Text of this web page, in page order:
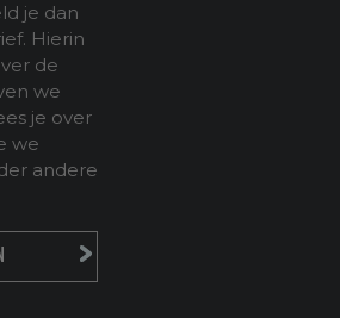
je dan
Hierin
de
we
je over
we
andere